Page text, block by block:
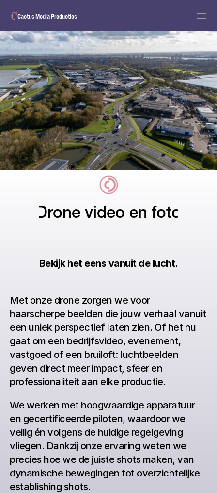
Cactus Media Producties
Neem contact op
Home
Design
Videodiensten
Designdiesten
Drone video en foto
Bekijk het eens vanuit de lucht.
Met onze drone zorgen we voor
haarscherpe beelden die jouw verhaal vanuit
een uniek perspectief laten zien. Of het nu
gaat om een bedrijfsvideo, evenement,
vastgoed of een bruiloft: luchtbeelden
geven direct meer impact, sfeer en
professionaliteit aan elke productie.
We werken met hoogwaardige apparatuur
en gecertificeerde piloten, waardoor we
veilig én volgens de huidige regelgeving
vliegen. Dankzij onze ervaring weten we
precies hoe we de juiste shots maken, van
dynamische bewegingen tot overzichtelijke
establishing shots.